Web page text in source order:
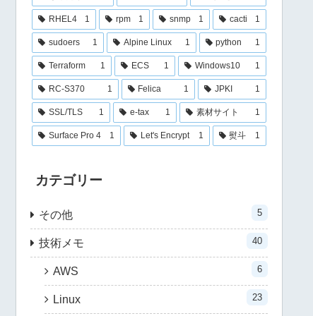
RHEL4 1 rpm 1 snmp 1 cacti 1
sudoers 1 Alpine Linux 1 python 1
Terraform 1 ECS 1 Windows10 1
RC-S370 1 Felica 1 JPKI 1
SSL/TLS 1 e-tax 1 素材サイト 1
Surface Pro 4 1 Let's Encrypt 1 熨斗 1
カテゴリー
その他 5
技術メモ 40
AWS 6
Linux 23